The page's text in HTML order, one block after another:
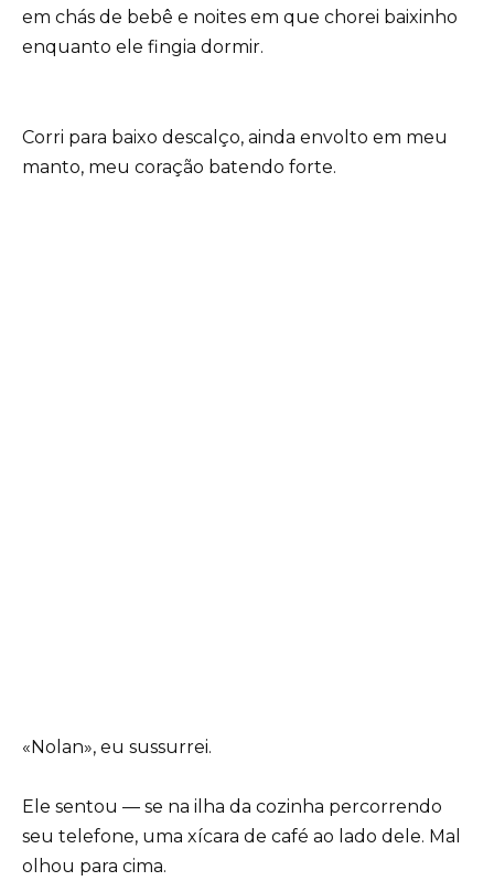
em chás de bebê e noites em que chorei baixinho
enquanto ele fingia dormir.
Corri para baixo descalço, ainda envolto em meu
manto, meu coração batendo forte.
«Nolan», eu sussurrei.
Ele sentou — se na ilha da cozinha percorrendo
seu telefone, uma xícara de café ao lado dele. Mal
olhou para cima.